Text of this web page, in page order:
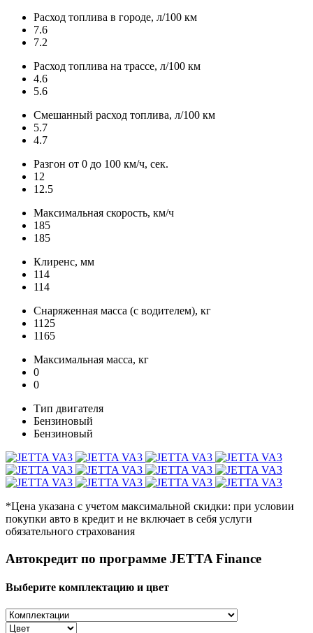
Расход топлива в городе, л/100 км
7.6
7.2
Расход топлива на трассе, л/100 км
4.6
5.6
Смешанный расход топлива, л/100 км
5.7
4.7
Разгон от 0 до 100 км/ч, сек.
12
12.5
Максимальная скорость, км/ч
185
185
Клиренс, мм
114
114
Снаряженная масса (с водителем), кг
1125
1165
Максимальная масса, кг
0
0
Тип двигателя
Бензиновый
Бензиновый
*Цена указана с учетом максимальной скидки: при условии
покупки авто в кредит и не включает в себя услуги
обязательного страхования
Автокредит по программе JETTA Finance
Выберите комплектацию и цвет